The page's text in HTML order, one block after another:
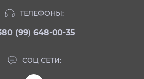
ТЕЛЕФОНЫ:
(99) 648-00-35
СОЦ СЕТИ: